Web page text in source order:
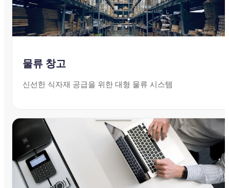
물류 창고
신선한 식자재 공급을 위한 대형 물류 시스템